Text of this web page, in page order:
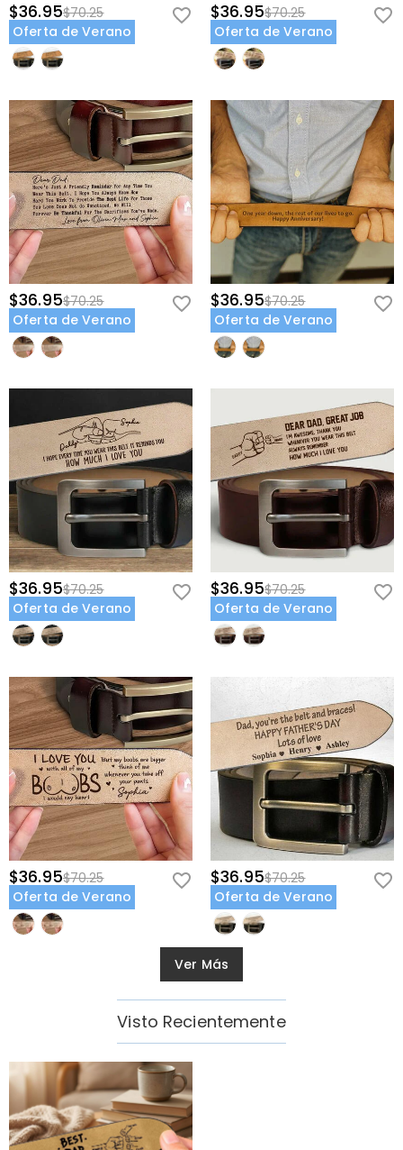
$36.95$70.25
Oferta de Verano
$36.95$70.25
Oferta de Verano
$36.95$70.25
Oferta de Verano
$36.95$70.25
Oferta de Verano
$36.95$70.25
Oferta de Verano
$36.95$70.25
Oferta de Verano
$36.95$70.25
Oferta de Verano
$36.95$70.25
Oferta de Verano
Ver Más
Visto Recientemente